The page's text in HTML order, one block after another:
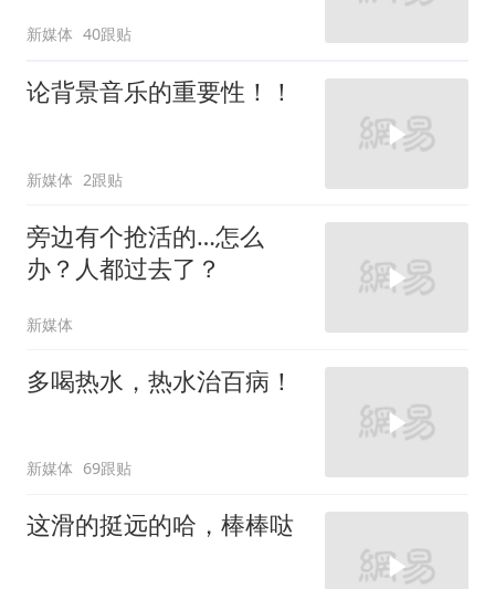
新媒体 40跟贴
论背景音乐的重要性！！
新媒体 2跟贴
旁边有个抢活的…怎么
办？人都过去了？
新媒体
多喝热水，热水治百病！
新媒体 69跟贴
这滑的挺远的哈，棒棒哒